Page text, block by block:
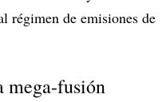
régimen de emisiones de
mega-fusión